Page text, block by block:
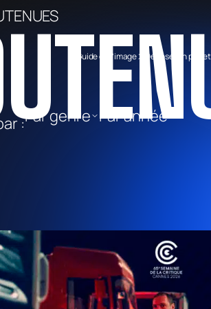
Guide de l’image Déposer un projet
:Par genre Par année